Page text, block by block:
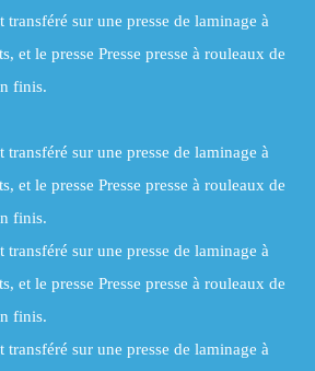
sur une presse de laminage à
et le presse Presse presse à rouleaux de
finis.
sur une presse de laminage à
et le presse Presse presse à rouleaux de
finis.
sur une presse de laminage à
et le presse Presse presse à rouleaux de
finis.
sur une presse de laminage à